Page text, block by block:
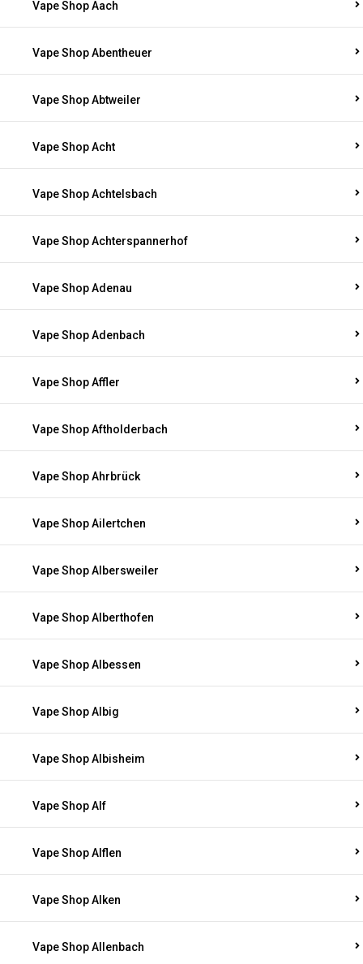
Vape Shop Aach
Vape Shop Abentheuer
Vape Shop Abtweiler
Vape Shop Acht
Vape Shop Achtelsbach
Vape Shop Achterspannerhof
Vape Shop Adenau
Vape Shop Adenbach
Vape Shop Affler
Vape Shop Aftholderbach
Vape Shop Ahrbrück
Vape Shop Ailertchen
Vape Shop Albersweiler
Vape Shop Alberthofen
Vape Shop Albessen
Vape Shop Albig
Vape Shop Albisheim
Vape Shop Alf
Vape Shop Alflen
Vape Shop Alken
Vape Shop Allenbach